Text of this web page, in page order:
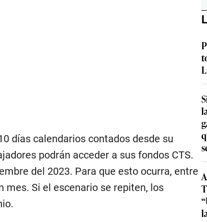
días calendarios contados desde su
podrán acceder a sus fondos CTS.
del 2023. Para que esto ocurra, entre
mes. Si el escenario se repiten, los